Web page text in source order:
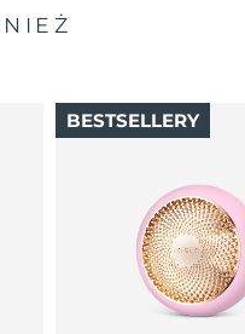
BESTSELLERY